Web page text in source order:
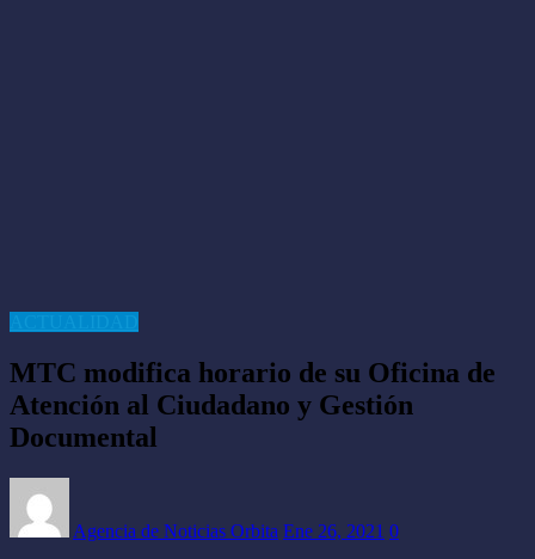
MTC modifica horario de su Oficina de
Atención al Ciudadano y Gestión
Documental
Agencia de Noticias Orbita Ene 26, 2021 0